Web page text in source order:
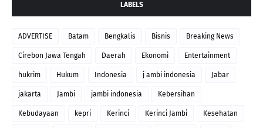
LABELS
ADVERTISE Batam Bengkalis Bisnis Breaking News
Cirebon Jawa Tengah Daerah Ekonomi Entertainment
hukrim Hukum Indonesia j ambi indonesia Jabar
jakarta Jambi jambi indonesia Kebersihan
Kebudayaan kepri Kerinci Kerinci Jambi Kesehatan